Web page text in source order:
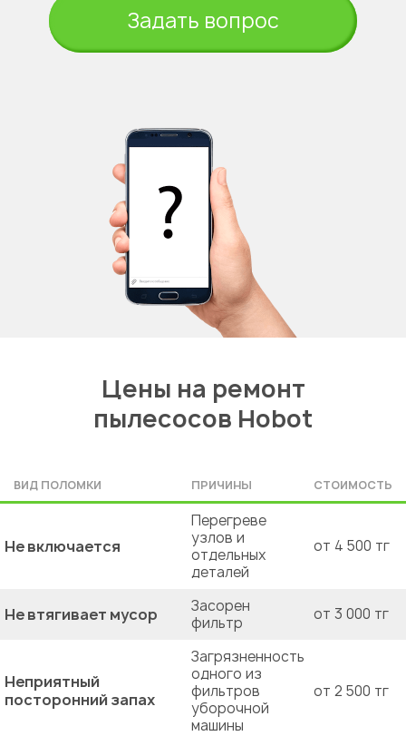
Задать вопрос
Цены на ремонт
пылесосов Hobot
ВИД ПОЛОМКИ ПРИЧИНЫ СТОИМОСТЬ
Не включается
Перегреве
узлов и
отдельных
деталей
от 4 500 тг
Не втягивает мусор
Засорен
фильтр
от 3 000 тг
Неприятный
посторонний запах
Загрязненность
одного из
фильтров
уборочной
машины
от 2 500 тг